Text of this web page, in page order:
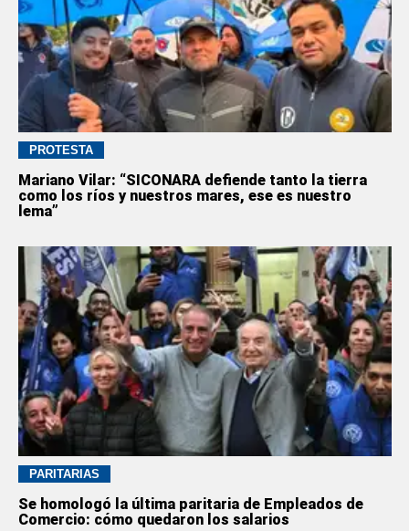
PROTESTA
Mariano Vilar: “SICONARA defiende tanto la tierra
como los ríos y nuestros mares, ese es nuestro
lema”
PARITARIAS
Se homologó la última paritaria de Empleados de
Comercio: cómo quedaron los salarios